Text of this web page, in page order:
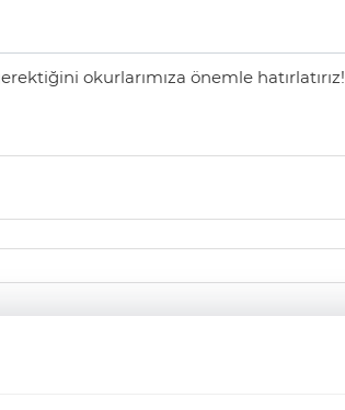
okurlarımıza önemle hatırlatırız!